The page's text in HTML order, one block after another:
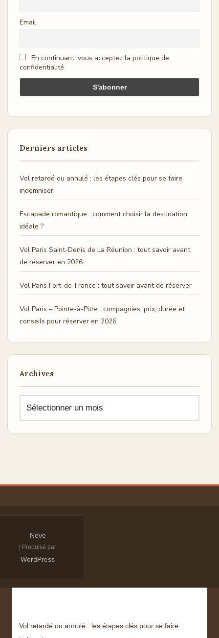
Email
En continuant, vous acceptez la politique de
confidentialité
Derniers articles
Vol retardé ou annulé : les étapes clés pour se faire
indemniser
Escapade romantique : comment choisir la destination
idéale ?
Vol Paris Saint-Denis de La Réunion : tout savoir avant
de réserver en 2026
Vol Paris Fort-de-France : tout savoir avant de réserver
Vol Paris – Pointe-à-Pitre : compagnies, prix, durée et
conseils pour réserver en 2026
Archives
Neve
| Propulsé par
WordPress
Vol retardé ou annulé : les étapes clés pour se faire